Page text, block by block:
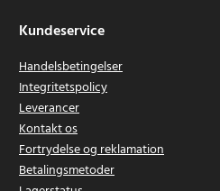
Kundeservice
Handelsbetingelser
Integritetspolicy
Leverancer
Kontakt os
Fortrydelse og reklamation
Betalingsmetoder